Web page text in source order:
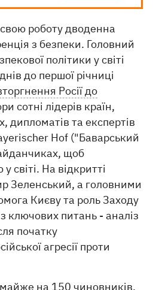
роботу дводенна
з безпеки. Головний
політики у світі
до першої річниці
Росії до
сотні лідерів країн,
дипломатів та експертів
Hof ("Баварський
щоб
світі. На відкритті
Зеленський, а головними
Києву та роль Заходу
ключових питань - аналіз
початку
агресії проти
на 150 чиновників,